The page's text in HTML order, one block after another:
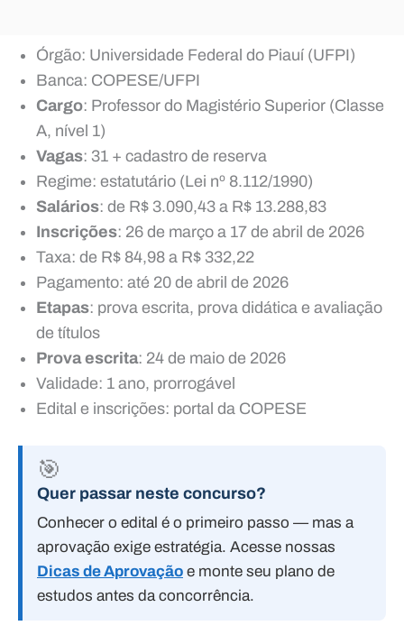
Órgão: Universidade Federal do Piauí (UFPI)
Banca: COPESE/UFPI
Cargo: Professor do Magistério Superior (Classe
A, nível 1)
Vagas: 31 + cadastro de reserva
Regime: estatutário (Lei nº 8.112/1990)
Salários: de R$ 3.090,43 a R$ 13.288,83
Inscrições: 26 de março a 17 de abril de 2026
Taxa: de R$ 84,98 a R$ 332,22
Pagamento: até 20 de abril de 2026
Etapas: prova escrita, prova didática e avaliação
de títulos
Prova escrita: 24 de maio de 2026
Validade: 1 ano, prorrogável
Edital e inscrições: portal da COPESE
🎯
Quer passar neste concurso?
Conhecer o edital é o primeiro passo — mas a
aprovação exige estratégia. Acesse nossas
Dicas de Aprovação e monte seu plano de
estudos antes da concorrência.